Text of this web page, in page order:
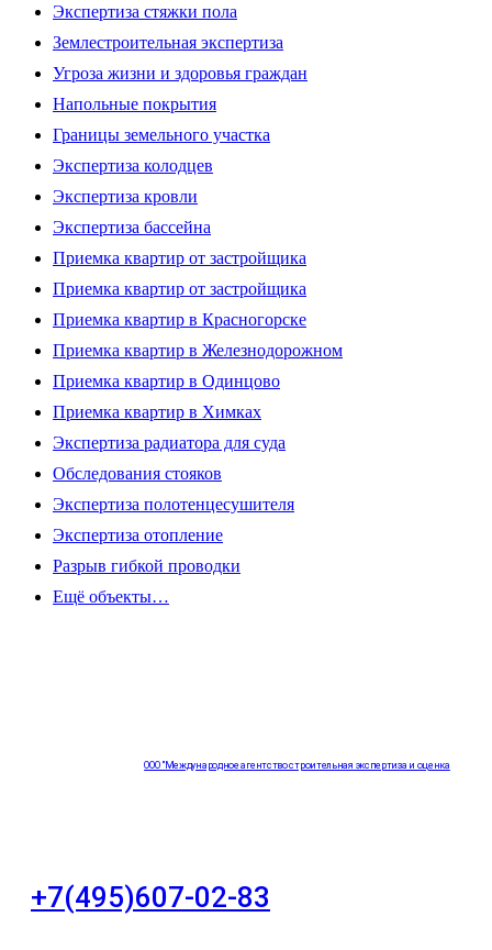
Экспертиза стяжки пола
Землестроительная экспертиза
Угроза жизни и здоровья граждан
Напольные покрытия
Границы земельного участка
Экспертиза колодцев
Экспертиза кровли
Экспертиза бассейна
Приемка квартир от застройщика
Приемка квартир от застройщика
Приемка квартир в Красногорске
Приемка квартир в Железнодорожном
Приемка квартир в Одинцово
Приемка квартир в Химках
Экспертиза радиатора для суда
Обследования стояков
Экспертиза полотенцесушителя
Экспертиза отопление
Разрыв гибкой проводки
Ещё объекты…
ООО "Международное агентство строительная экспертиза и оценка
+7(495)607-02-83